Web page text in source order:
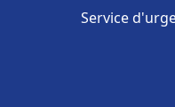
Service